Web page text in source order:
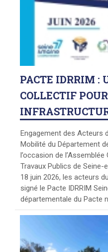
PACTE IDRRIM :
COLLECTIF
Engagement des Acteurs
Mobilité du Département
l’occasion de
Travaux Publics de Seine-
18 juin 2026, les acteurs
signé le Pacte IDRRIM
départementale du Pacte